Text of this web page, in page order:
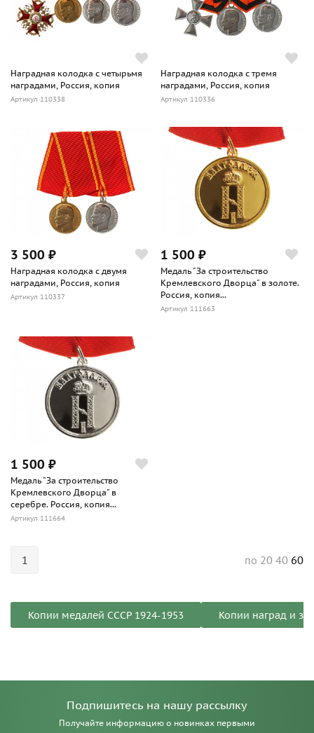
Наградная колодка с четырьмя
наградами, Россия, копия
Артикул 110338
Наградная колодка с тремя
наградами, Россия, копия
Артикул 110336
3 500 ₽
Наградная колодка с двумя
наградами, Россия, копия
Артикул 110337
1 500 ₽
Медаль "За строительство
Кремлевского Дворца" в золоте.
Россия, копия...
Артикул 111663
1 500 ₽
Медаль "За строительство
Кремлевского Дворца" в
серебре. Россия, копия...
Артикул 111664
1 по 20 40 60
Копии медалей СССР 1924-1953 Копии наград и
Подпишитесь на нашу рассылку
Получайте информацию о новинках первыми